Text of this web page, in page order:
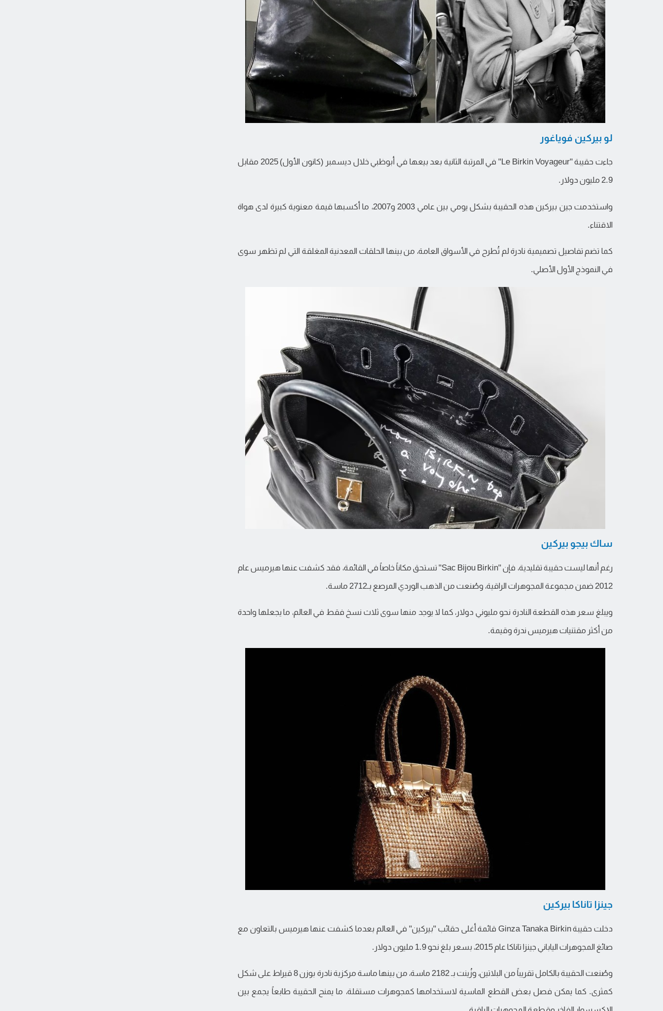
لو بيركين فوياغور
جاءت حقيبة "Le Birkin Voyageur" في المرتبة الثانية بعد بيعها في أبوظبي خلال ديسمبر (كانون الأول) 2025 مقابل
2.9 مليون دولار.
واستخدمت جين بيركين هذه الحقيبة بشكل يومي بين عامي 2003 و2007، ما أكسبها قيمة معنوية كبيرة لدى هواة
الاقتناء.
كما تضم تفاصيل تصميمية نادرة لم تُطرح في الأسواق العامة، من بينها الحلقات المعدنية المغلقة التي لم تظهر سوى
في النموذج الأول الأصلي.
ساك بيجو بيركين
رغم أنها ليست حقيبة تقليدية، فإن "Sac Bijou Birkin" تستحق مكاناً خاصاً في القائمة، فقد كشفت عنها هيرميس عام
2012 ضمن مجموعة المجوهرات الراقية، وصُنعت من الذهب الوردي المرصع بـ2712 ماسة.
ويبلغ سعر هذه القطعة النادرة نحو مليوني دولار، كما لا يوجد منها سوى ثلاث نسخ فقط في العالم، ما يجعلها واحدة
من أكثر مقتنيات هيرميس ندرة وقيمة.
جينزا تاناكا بيركين
دخلت حقيبة Ginza Tanaka Birkin قائمة أغلى حقائب "بيركين" في العالم بعدما كشفت عنها هيرميس بالتعاون مع
صائغ المجوهرات الياباني جينزا تاناكا عام 2015، بسعر بلغ نحو 1.9 مليون دولار.
وصُنعت الحقيبة بالكامل تقريباً من البلاتين، وزُينت بـ 2182 ماسة، من بينها ماسة مركزية نادرة بوزن 8 قيراط على شكل
كمثرى. كما يمكن فصل بعض القطع الماسية لاستخدامها كمجوهرات مستقلة، ما يمنح الحقيبة طابعاً يجمع بين